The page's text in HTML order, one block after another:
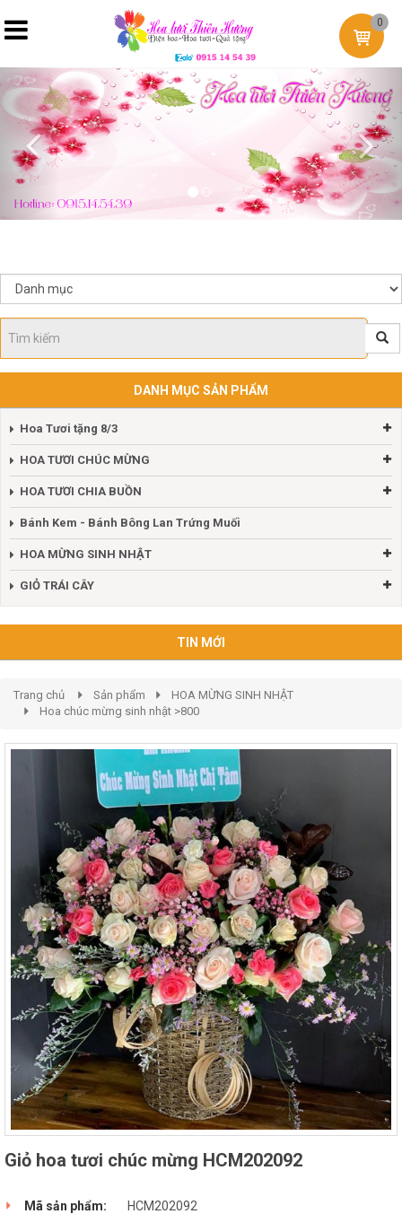
0
Previous
DANH MỤC SẢN PHẨM
Hoa Tươi tặng 8/3
HOA TƯƠI CHÚC MỪNG
HOA TƯƠI CHIA BUỒN
Bánh Kem - Bánh Bông Lan Trứng Muối
HOA MỪNG SINH NHẬT
GIỎ TRÁI CÂY
TIN MỚI
Trang chủ Sản phẩm
HOA MỪNG SINH NHẬT
Hoa chúc mừng sinh nhật >800
Giỏ hoa tươi chúc mừng HCM202092
Mã sản phẩm: HCM202092